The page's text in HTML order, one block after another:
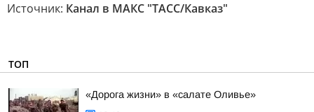
Источник: Канал в МАКС "ТАСС/Кавказ"
ТОП
«Дорога жизни» в «салате Оливье»